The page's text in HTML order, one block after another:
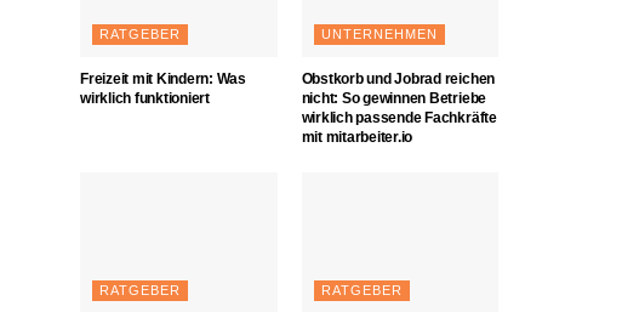
RATGEBER
Freizeit mit Kindern: Was
wirklich funktioniert
UNTERNEHMEN
Obstkorb und Jobrad reichen
nicht: So gewinnen Betriebe
wirklich passende Fachkräfte
mit mitarbeiter.io
RATGEBER RATGEBER